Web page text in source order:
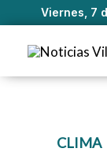
Viernes, 7
contenido
CLIMA